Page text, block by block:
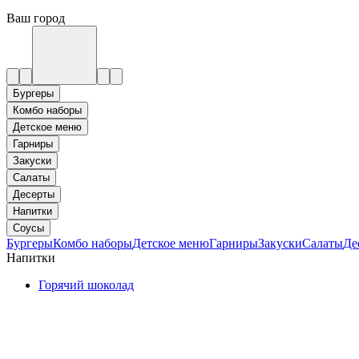
Ваш город
Бургеры
Комбо наборы
Детское меню
Гарниры
Закуски
Салаты
Десерты
Напитки
Соусы
БургерыКомбо наборыДетское менюГарнирыЗакускиСалаты
Напитки
Горячий шоколад